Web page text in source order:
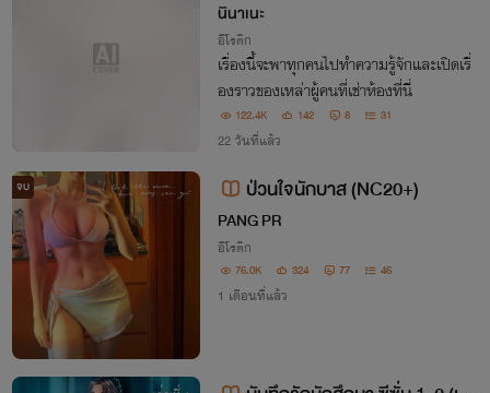
นินาเนะ
อีโรติก
เรื่องนี้จะพาทุกคนไปทำความรู้จักและเปิดเรื่
องราวของเหล่าผู้คนที่เช่าห้องที่นี่
122.4K 142 8 31
22 วันที่แล้ว
จบ ป่วนใจนักบาส (NC20+)
PANG PR
อีโรติก
76.0K 324 77 46
1 เดือนที่แล้ว